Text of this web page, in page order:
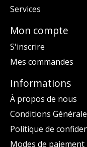
Services
Mon compte
S'inscrire
Mes commandes
Informations
À propos de nous
Conditions
Politique de
Modes de paiement